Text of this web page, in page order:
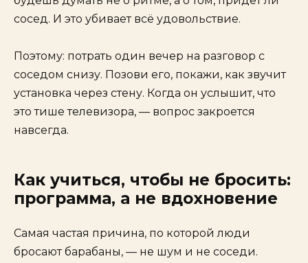
сосед. И это убивает всё удовольствие.
Поэтому: потрать один вечер на разговор с
соседом снизу. Позови его, покажи, как звучит
установка через стену. Когда он услышит, что
это тише телевизора, — вопрос закроется
навсегда.
Как учиться, чтобы не бросить:
программа, а не вдохновение
Самая частая причина, по которой люди
бросают барабаны, — не шум и не соседи.